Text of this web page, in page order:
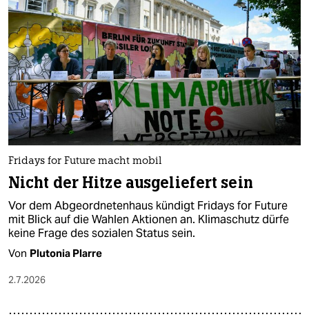
genossenschaft
epaper login
Fridays for Future macht mobil
Nicht der Hitze ausgeliefert sein
Vor dem Abgeordnetenhaus kündigt Fridays for Future
mit Blick auf die Wahlen Aktionen an. Klimaschutz dürfe
keine Frage des sozialen Status sein.
Von Plutonia Plarre
2.7.2026